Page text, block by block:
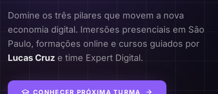
Domine os três pilares que movem a nova
economia digital. Imersões presenciais em São
Paulo, formações online e cursos guiados por
Lucas Cruz e time Expert Digital.
CONHECER PRÓXIMA TURMA